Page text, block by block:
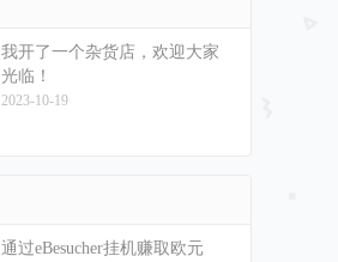
我开了一个杂货店，欢迎大家
光临！
2023-10-19
通过eBesucher挂机赚取欧元